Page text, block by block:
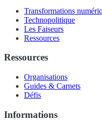
Transformations
Technopolitique
Les Faiseurs
Ressources
Ressources
Organisations
Guides & Carnets
Défis
Informations